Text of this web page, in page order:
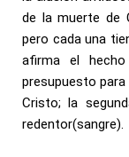
de la muerte de
pero cada una
afirma el
presupuesto
Cristo; la
redentor(sangre).